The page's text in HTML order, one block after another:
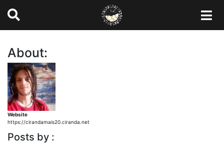
About:
Website
https://cirandamais20.ciranda.net
Posts by :